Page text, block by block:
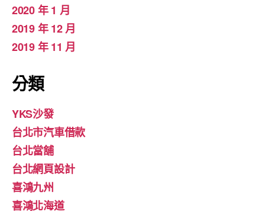
2020 年 1 月
2019 年 12 月
2019 年 11 月
分類
YKS沙發
台北市汽車借款
台北當舖
台北網頁設計
喜鴻九州
喜鴻北海道